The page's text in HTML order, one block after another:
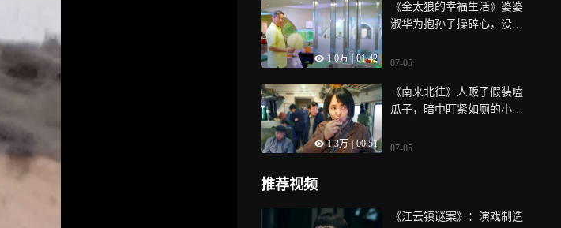
1.0万 01:42
《金太狼的幸福生活》婆婆
淑华为抱孙子操碎心，没想
07-05
1.3万 00:51
《南来北往》人贩子假装嗑
瓜子，暗中盯紧如厕的小男
07-05
推荐视频
《江云镇谜案》：演戏制造